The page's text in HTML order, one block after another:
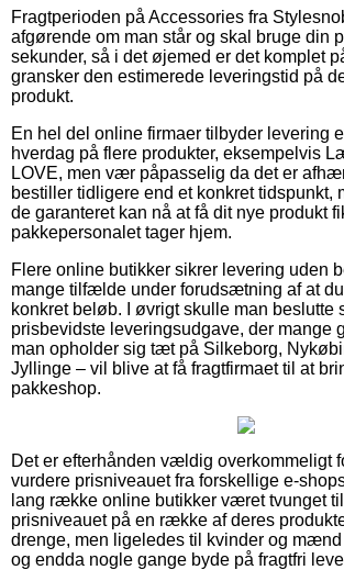
Fragtperioden på Accessories fra
afgørende om man står og skal bruge din
sekunder, så i det øjemed er det komplet
gransker den estimerede leveringstid på
produkt.
En hel del online firmaer tilbyder levering
hverdag på flere produkter, eksempelvis
LOVE, men vær påpasselig da det er
bestiller tidligere end et konkret tidspunkt,
de garanteret kan nå at få dit nye produkt
pakkepersonalet tager hjem.
Flere online butikker sikrer levering uden
mange tilfælde under forudsætning af at
konkret beløb. I øvrigt skulle man beslutte
prisbevidste leveringsudgave, der mange
man opholder sig tæt på Silkeborg,
Jyllinge – vil blive at få fragtfirmaet til at
pakkeshop.
Det er efterhånden vældig overkommeligt
vurdere prisniveauet fra forskellige e-
lang række online butikker været tvunget
prisniveauet på en række af deres
drenge, men ligeledes til kvinder og mænd
og endda nogle gange byde på fragtfri